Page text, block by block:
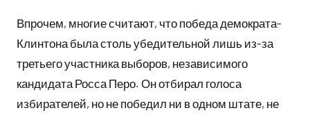
Впрочем, многие считают, что победа демократа-
Клинтона была столь убедительной лишь из-за
третьего участника выборов, независимого
кандидата Росса Перо. Он отбирал голоса
избирателей, но не победил ни в одном штате, не